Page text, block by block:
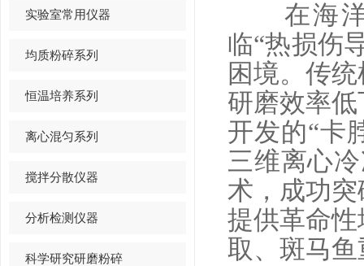
实验室常用仪器
均质粉碎系列
恒温培养系列
离心混匀系列
搅拌分散仪器
分析检测仪器
科学研究研磨粉碎
在海洋
临“热损伤
困境。传
研磨效率
开发的“卡
三维离心
术，成功
提供革命
取、斑马